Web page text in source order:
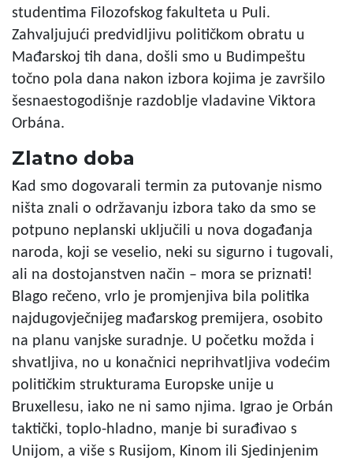
studentima Filozofskog fakulteta u Puli.
Zahvaljujući predvidljivu političkom obratu u
Mađarskoj tih dana, došli smo u Budimpeštu
točno pola dana nakon izbora kojima je završilo
šesnaestogodišnje razdoblje vladavine Viktora
Orbána.
Zlatno doba
Kad smo dogovarali termin za putovanje nismo
ništa znali o održavanju izbora tako da smo se
potpuno neplanski uključili u nova događanja
naroda, koji se veselio, neki su sigurno i tugovali,
ali na dostojanstven način – mora se priznati!
Blago rečeno, vrlo je promjenjiva bila politika
najdugovječnijeg mađarskog premijera, osobito
na planu vanjske suradnje. U početku možda i
shvatljiva, no u konačnici neprihvatljiva vodećim
političkim strukturama Europske unije u
Bruxellesu, iako ne ni samo njima. Igrao je Orbán
taktički, toplo-hladno, manje bi surađivao s
Unijom, a više s Rusijom, Kinom ili Sjedinjenim